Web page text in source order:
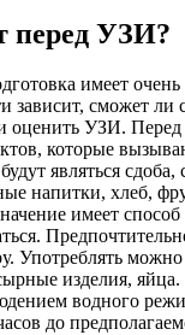
перед УЗИ?
имеет
зависит, сможет ли
оценить УЗИ.
которые
являться сдоба,
напитки, хлеб,
имеет
Употреблять
изделия,
водного
до